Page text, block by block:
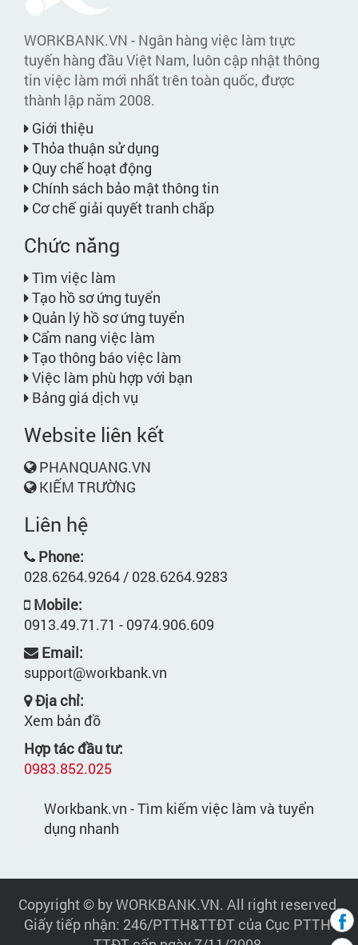
WORKBANK.VN - Ngân hàng việc làm trực
tuyến hàng đầu Việt Nam, luôn cập nhật thông
tin việc làm mới nhất trên toàn quốc, được
thành lập năm 2008.
Giới thiệu
Thỏa thuận sử dụng
Quy chế hoạt động
Chính sách bảo mật thông tin
Cơ chế giải quyết tranh chấp
Chức năng
Tìm việc làm
Tạo hồ sơ ứng tuyển
Quản lý hồ sơ ứng tuyển
Cẩm nang việc làm
Tạo thông báo việc làm
Việc làm phù hợp với bạn
Bảng giá dịch vụ
Website liên kết
PHANQUANG.VN
KIẾM TRƯỜNG
Liên hệ
Phone:
028.6264.9264 / 028.6264.9283
Mobile:
0913.49.71.71 - 0974.906.609
Email:
support@workbank.vn
Địa chỉ:
Xem bản đồ
Hợp tác đầu tư:
0983.852.025
Workbank.vn - Tìm kiếm việc làm và tuyển
dụng nhanh
Copyright © by WORKBANK.VN. All right reserved.
Giấy tiếp nhận: 246/PTTH&TTĐT của Cục PTTH-